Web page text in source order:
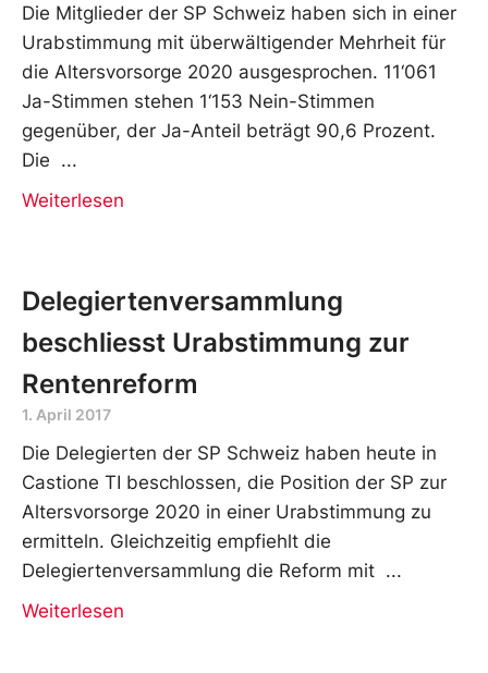
Die Mitglieder der SP Schweiz haben sich in einer
Urabstimmung mit überwältigender Mehrheit für
die Altersvorsorge 2020 ausgesprochen. 11‘061
Ja-Stimmen stehen 1‘153 Nein-Stimmen
gegenüber, der Ja-Anteil beträgt 90,6 Prozent.
Die
Weiterlesen
Delegiertenversammlung
beschliesst Urabstimmung zur
Rentenreform
1. April 2017
Die Delegierten der SP Schweiz haben heute in
Castione TI beschlossen, die Position der SP zur
Altersvorsorge 2020 in einer Urabstimmung zu
ermitteln. Gleichzeitig empfiehlt die
Delegiertenversammlung die Reform mit
Weiterlesen